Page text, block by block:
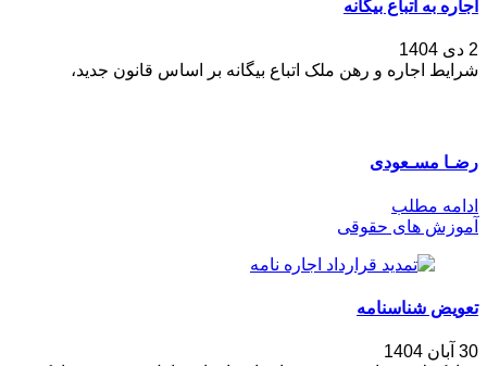
اجاره به اتباع بیگانه
2 دی 1404
شرایط اجاره و رهن ملک اتباع بیگانه بر اساس قانون جدید،
رضـا مسـعودی
ادامه مطلب
آموزش های حقوقی
تعویض شناسنامه
30 آبان 1404